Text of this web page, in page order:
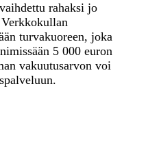
rahaksi jo
turvakuoreen, joka
5 000 euron
vakuutusarvon voi